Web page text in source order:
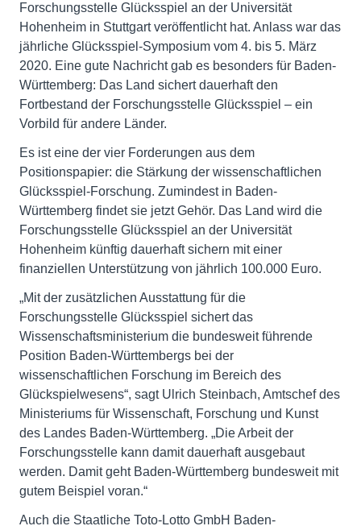
Forschungsstelle Glücksspiel an der Universität
Hohenheim in Stuttgart veröffentlicht hat. Anlass war das
jährliche Glücksspiel-Symposium vom 4. bis 5. März
2020. Eine gute Nachricht gab es besonders für Baden-
Württemberg: Das Land sichert dauerhaft den
Fortbestand der Forschungsstelle Glücksspiel – ein
Vorbild für andere Länder.
Es ist eine der vier Forderungen aus dem
Positionspapier: die Stärkung der wissenschaftlichen
Glücksspiel-Forschung. Zumindest in Baden-
Württemberg findet sie jetzt Gehör. Das Land wird die
Forschungsstelle Glücksspiel an der Universität
Hohenheim künftig dauerhaft sichern mit einer
finanziellen Unterstützung von jährlich 100.000 Euro.
„Mit der zusätzlichen Ausstattung für die
Forschungsstelle Glücksspiel sichert das
Wissenschaftsministerium die bundesweit führende
Position Baden-Württembergs bei der
wissenschaftlichen Forschung im Bereich des
Glückspielwesens“, sagt Ulrich Steinbach, Amtschef des
Ministeriums für Wissenschaft, Forschung und Kunst
des Landes Baden-Württemberg. „Die Arbeit der
Forschungsstelle kann damit dauerhaft ausgebaut
werden. Damit geht Baden-Württemberg bundesweit mit
gutem Beispiel voran.“
Auch die Staatliche Toto-Lotto GmbH Baden-